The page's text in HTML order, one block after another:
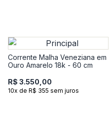
Corrente Malha Veneziana em
Ouro Amarelo 18k - 60 cm
R$ 3.550,00
10x de R$ 355 sem juros